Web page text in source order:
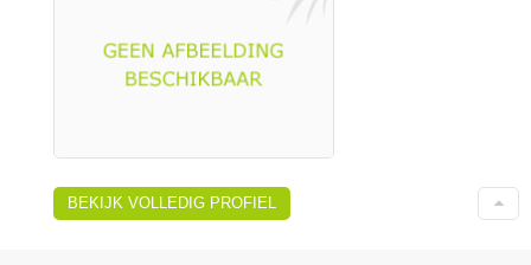
BEKIJK VOLLEDIG PROFIEL